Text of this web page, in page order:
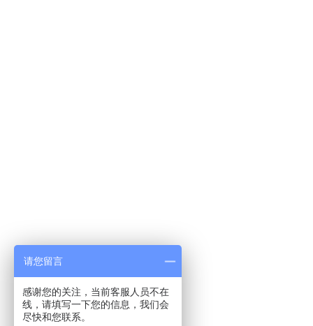
请您留言
感谢您的关注，当前客服人员不在
线，请填写一下您的信息，我们会
尽快和您联系。